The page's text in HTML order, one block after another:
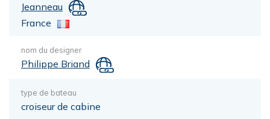
Jeanneau
France
nom du designer
Philippe Briand
type de bateau
croiseur de cabine